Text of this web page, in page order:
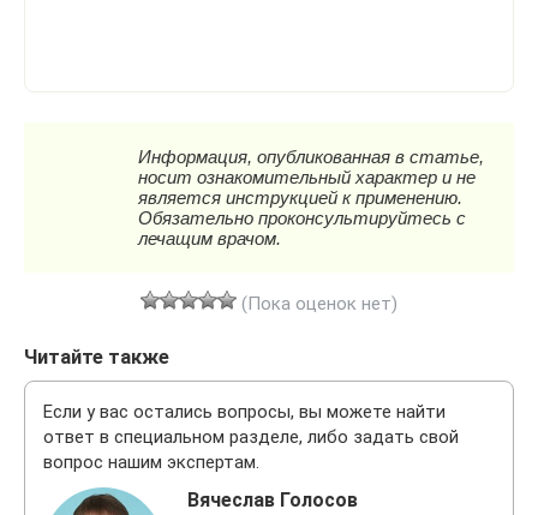
(Пока оценок нет)
Читайте также
Если у вас остались вопросы, вы можете найти
ответ в специальном разделе, либо задать свой
вопрос нашим экспертам.
Вячеслав Голосов